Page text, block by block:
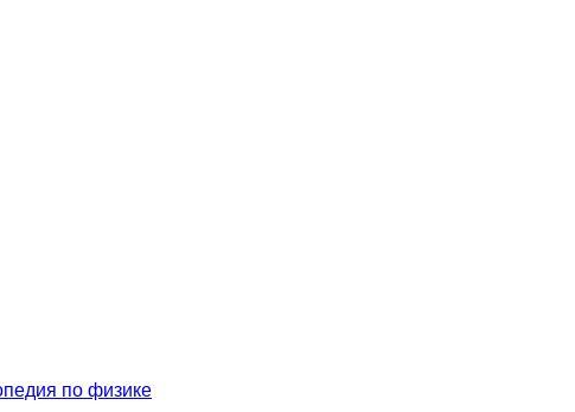
по физике